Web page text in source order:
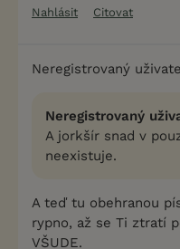
Nahlásit
Citovat
Neregistrovaný
Neregistrovaný
A jorkšír snad v
neexistuje.
A teď tu obehranou
rypno, až se Ti ztratí
VŠUDE.